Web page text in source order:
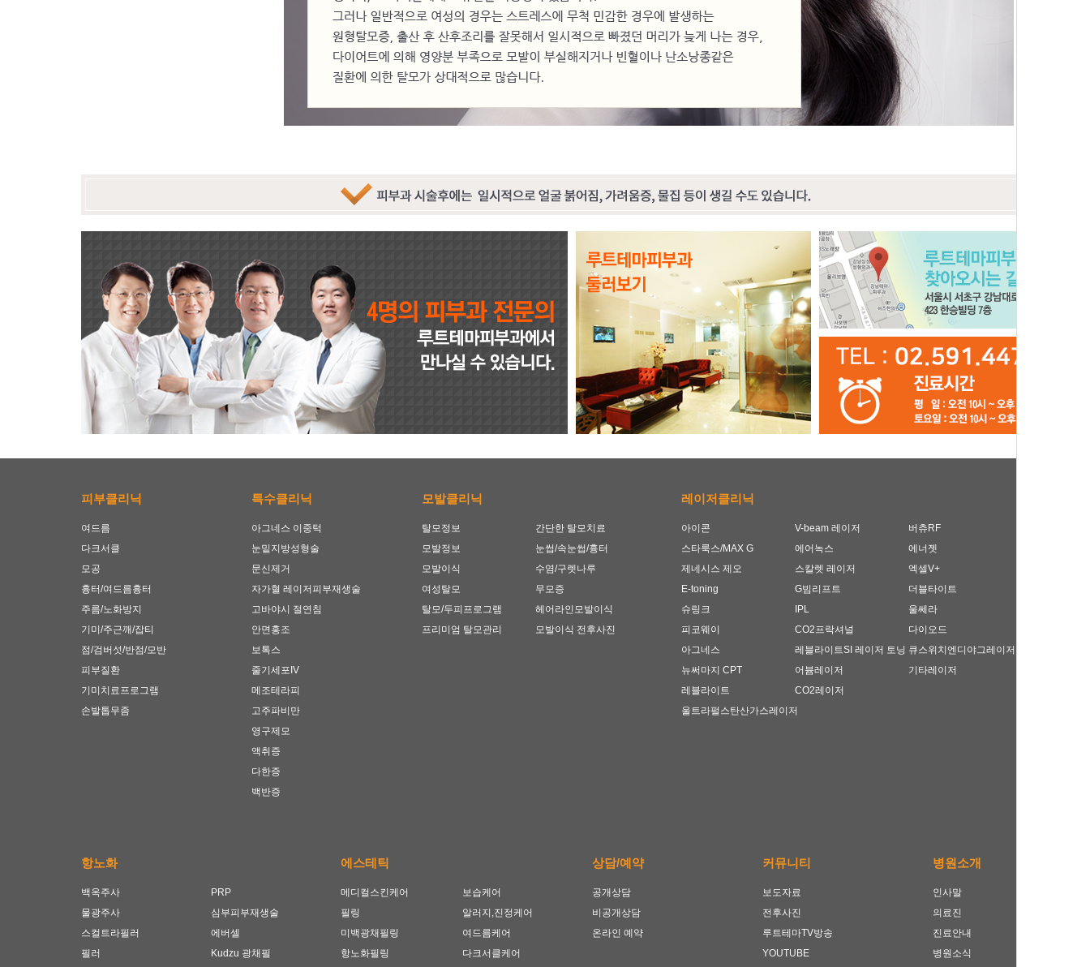
피부클리닉
여드름
다크서클
모공
흉터/여드름흉터
주름/노화방지
기미/주근깨/잡티
점/검버섯/반점/모반
피부질환
기미치료프로그램
손발톱무좀
특수클리닉
아그네스 이중턱
눈밑지방성형술
문신제거
자가혈 레이저피부재생술
고바야시 절연침
안면홍조
보톡스
줄기세포IV
메조테라피
고주파비만
영구제모
액취증
다한증
백반증
모발클리닉
탈모정보
모발정보
모발이식
여성탈모
탈모/두피프로그램
프리미엄 탈모관리
간단한 탈모치료
눈썹/속눈썹/흉터
수염/구렛나루
무모증
헤어라인모발이식
모발이식 전후사진
레이저클리닉
아이콘
스타룩스/MAX G
제네시스 제오
E-toning
슈링크
피코웨이
아그네스
뉴써마지 CPT
레블라이트
울트라펄스탄산가스레이저
V-beam 레이저
에어녹스
스칼렛 레이저
G빔리프트
IPL
CO2프락셔널
레블라이트SI 레이저 토닝
어븀레이저
CO2레이저
버츄RF
에너젯
엑셀V+
더블타이트
울쎄라
다이오드
큐스위치엔디야그레이저
기타레이저
항노화
백옥주사
물광주사
스컬트라필러
필러
PRP
심부피부재생술
에버셀
Kudzu 광채필
에스테틱
메디컬스킨케어
필링
미백광채필링
항노화필링
보습케어
알러지,진정케어
여드름케어
다크서클케어
상담/예약
공개상담
비공개상담
온라인 예약
커뮤니티
보도자료
전후사진
루트테마TV방송
YOUTUBE
병원소개
인사말
의료진
진료안내
병원소식